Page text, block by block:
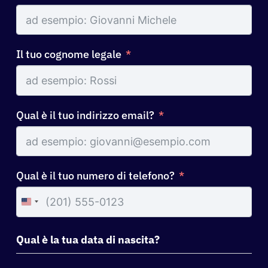
Il tuo cognome legale
Qual è il tuo indirizzo email?
Qual è il tuo numero di telefono?
United
States
+1
Qual è la tua data di nascita?